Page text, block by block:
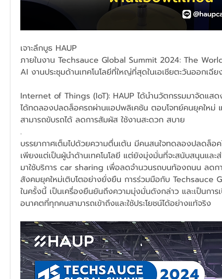
เจาะลึกบูธ HAUP
ภายในงาน Techsauce Global Summit 2024: The
AI งานประชุมด้านเทคโนโลยีที่ใหญ่ที่สุดในเอเชียตะวันออกเฉี
Internet of Things (IoT): HAUP ได้นำนวัตกรรมมาจัดแสด
ได้ทดลองปลดล็อครถผ่านแอปพลิเคชัน ตอบโจทย์คนยุคใหม่
สามารถขับรถได้ ลดการสัมผัส ใช้งานสะดวก สบาย
.
บรรยากาศเต็มไปด้วยความตื่นเต้น มีคนสนใจทดลองปลดล็อค
เพียงแต่เป็นผู้นำด้านเทคโนโลยี แต่ยังมุ่งมั่นที่จะสนับสนุนและ
มาใช้บริการ car sharing เพื่อลดจำนวนรถบนท้องถนน ลดก
สังคมยุคใหม่เติบโตอย่างยั่งยืน การร่วมมือกับ Techsauce
ในครั้งนี้ เป็นเครื่องยืนยันถึงความมุ่งมั่นดังกล่าว และเป็นการ
อนาคตที่ทุกคนสามารถเข้าถึงและใช้ประโยชน์ได้อย่างแท้จริง